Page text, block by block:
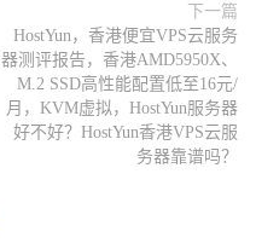
下一篇
HostYun，香港便宜VPS云服务
器测评报告，香港AMD5950X、
M.2 SSD高性能配置低至16元/
月，KVM虚拟，HostYun服务器
好不好？HostYun香港VPS云服
务器靠谱吗？